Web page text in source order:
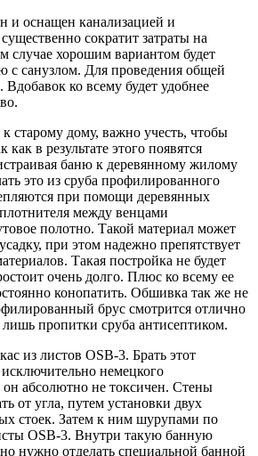
и оснащен канализацией и
сократит затраты на
случае хорошим вариантом будет
с санузлом. Для проведения общей
ко всему будет удобнее
старому дому, важно учесть, чтобы
как в результате этого появятся
баню к деревянному жилому
это из сруба профилированного
при помощи деревянных
между венцами
полотно. Такой материал может
при этом надежно препятствует
Такая постройка не будет
очень долго. Плюс ко всему ее
конопатить. Обшивка так же не
брус смотрится отлично
лишь пропитки сруба антисептиком.
из листов OSB-3. Брать этот
немецкого
он абсолютно не токсичен. Стены
от угла, путем установки двух
стоек. Затем к ним шурупами по
OSB-3. Внутри такую банную
нужно отделать специальной банной